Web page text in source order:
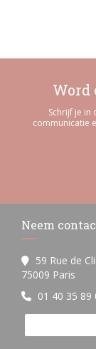
Word
Schrijf je
communicatie
Neem
59 Rue de
75009 Paris
01 40 35 89